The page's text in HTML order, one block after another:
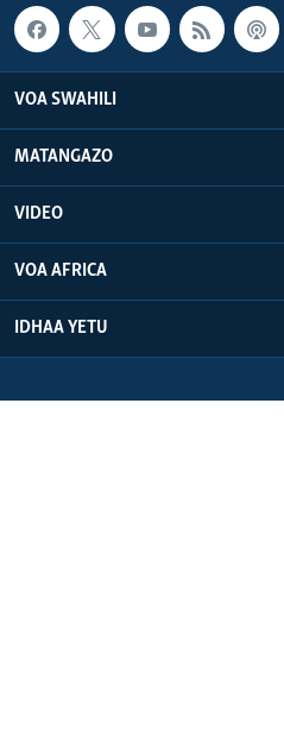
VOA SWAHILI
MATANGAZO
VIDEO
VOA AFRICA
IDHAA YETU